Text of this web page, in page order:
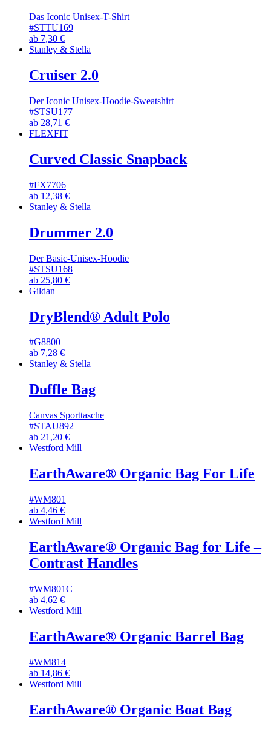
Das Iconic Unisex-T-Shirt
#STTU169
ab 7,30 €
Stanley & Stella
Cruiser 2.0
Der Iconic Unisex-Hoodie-Sweatshirt
#STSU177
ab 28,71 €
FLEXFIT
Curved Classic Snapback
#FX7706
ab 12,38 €
Stanley & Stella
Drummer 2.0
Der Basic-Unisex-Hoodie
#STSU168
ab 25,80 €
Gildan
DryBlend® Adult Polo
#G8800
ab 7,28 €
Stanley & Stella
Duffle Bag
Canvas Sporttasche
#STAU892
ab 21,20 €
Westford Mill
EarthAware® Organic Bag For Life
#WM801
ab 4,46 €
Westford Mill
EarthAware® Organic Bag for Life –
Contrast Handles
#WM801C
ab 4,62 €
Westford Mill
EarthAware® Organic Barrel Bag
#WM814
ab 14,86 €
Westford Mill
EarthAware® Organic Boat Bag